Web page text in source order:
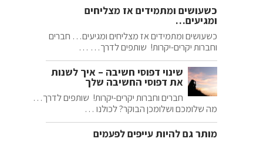
כשעושים ומתמידים אז מצליחים
ומגיעים…
כשעושים ומתמידים אז מצליחים ומגיעים… חברים
וחברות יקרים-יקרות! שותפים לדרך… …
שינוי דפוסי חשיבה – איך לשנות
את דפוסי החשיבה שלך
חברים וחברות יקרים-יקרות! שותפים לדרך…
מה שלומכם ושלומכן הבוקר? לכולנו …
מותר גם להיות עייפים לפעמים